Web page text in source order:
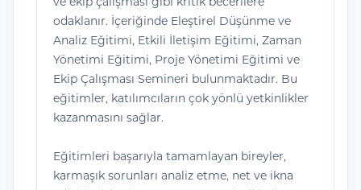
odaklanır. İçeriğinde Eleştirel Düşünme ve
Analiz Eğitimi, Etkili İletişim Eğitimi, Zaman
Yönetimi Eğitimi, Proje Yönetimi Eğitimi ve
Ekip Çalışması Semineri bulunmaktadır. Bu
eğitimler, katılımcıların çok yönlü yetkinlikler
kazanmasını sağlar.
Eğitimleri başarıyla tamamlayan bireyler,
karmaşık sorunları analiz etme, net ve ikna